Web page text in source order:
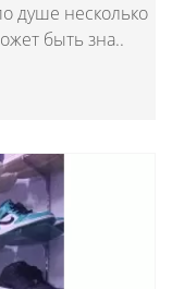
душе несколько
быть зна..